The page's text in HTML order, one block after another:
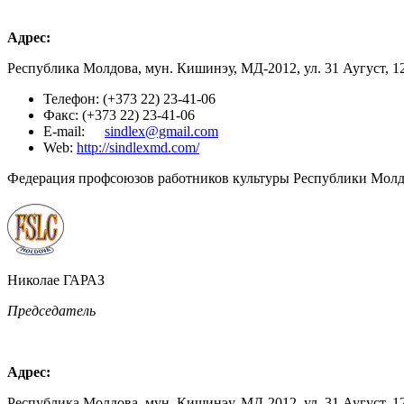
Адрес:
Республика Молдова, мун. Кишинэу, МД-2012, ул. 31 Аугуст,
Телефон: (+373 22) 23-41-06
Факс: (+373 22) 23-41-06
E-mail:
sindlex@gmail.com
Web: http://sindlexmd.com/
Федерация профсоюзов работников культуры Республики
Николае ГАРАЗ
Председатель
Адрес: